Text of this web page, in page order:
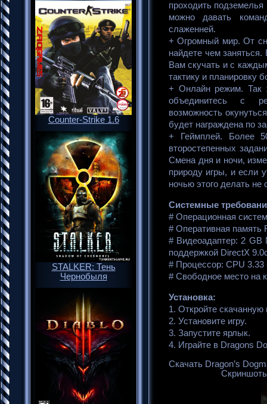
Counter-Strike 1.6
STALKER: Тень
Чернобыля
проходить
можно давать
слаженней.
+ Огромный мир. От
найдете чем
Вам скучать и с
тактику и планировку
+ Онлайн режим. Так
объединитесь с
возможность
будет награждена по
+ Геймплей. Более
второстепенных
Смена дня и ночи,
природу игры, и если
ночью этого делать не
Системные
# Операционная
# Оперативная память
# Видеоадаптер: 2 GB
поддержкой DirectX
# Процессор: CPU 3.33
# Свободное место на
Установка:
1. Откройте скачанную
2. Установите игру.
3. Запустите ярлык.
4. Играйте в Dragons
Скачать Dragon’s